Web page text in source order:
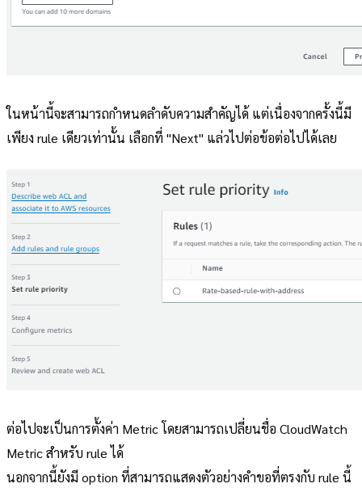
ในหน้านี้จะสามารถกำหนดลำดับความสำคัญได้ แต่เนื่องจากครั้งนี้มี
เพียง rule เดียวเท่านั้น เลือกที่ "Next" แล่วไปต่อข้อต่อไปได้เลย
ต่อไปจะเป็นการตั้งค่า Metric โดยสามารถเปลี่ยนชื่อ CloudWatch
Metric สำหรับ rule ได้
นอกจากนี้ยังมี option ที่สามารถแสดงตัวอย่างคำขอที่ตรงกับ rule นี้